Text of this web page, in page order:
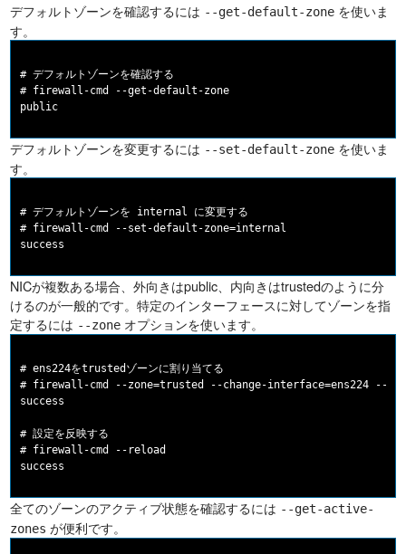
デフォルトゾーンを確認するには --get-default-zone を使いま
す。
# デフォルトゾーンを確認する
# firewall-cmd --get-default-zone
デフォルトゾーンを変更するには --set-default-zone を使いま
す。
# デフォルトゾーンを internal に変更する
# firewall-cmd --set-default-zone=internal
NICが複数ある場合、外向きはpublic、内向きはtrustedのように分
けるのが一般的です。特定のインターフェースに対してゾーンを指
定するには --zone オプションを使います。
# ens224をtrustedゾーンに割り当てる
# firewall-cmd --zone=trusted --change-interface=ens224 --
success
# 設定を反映する
# firewall-cmd --reload
全てのゾーンのアクティブ状態を確認するには --get-active-
zones が便利です。